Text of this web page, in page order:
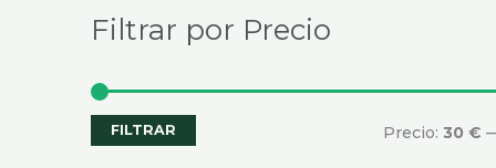
Filtrar por Precio
FILTRAR Precio: 30 €